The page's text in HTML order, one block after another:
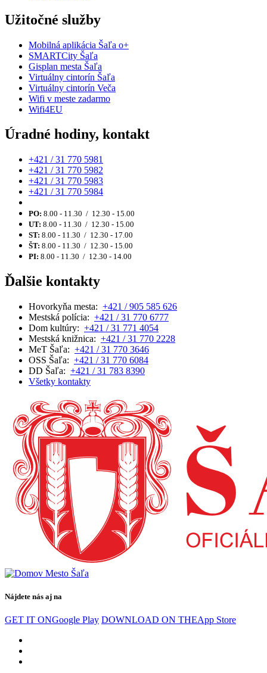
Užitočné služby
Mobilná aplikácia Šaľa o+
SMARTCity Šaľa
Gisplan mesta Šaľa
Virtuálny cintorín Šaľa
Virtuálny cintorín Veča
Wifi v meste zadarmo
Wifi4EU
Úradné hodiny, kontakt
+421 / 31 770 5981
+421 / 31 770 5982
+421 / 31 770 5983
+421 / 31 770 5984
PO: 8.00 - 11.30 / 12.30 - 15.00
UT: 8.00 - 11.30 / 12.30 - 15.00
ST: 8.00 - 11.30 / 12.30 - 17.00
ŠT: 8.00 - 11.30 / 12.30 - 15.00
PI: 8.00 - 11.30 / 12.30 - 14.00
Ďalšie kontakty
Hovorkyňa mesta: +421 / 905 585 626
Mestská polícia: +421 / 31 770 6777
Dom kultúry: +421 / 31 771 4054
Mestská knižnica: +421 / 31 770 2228
MeT Šaľa: +421 / 31 770 3646
OSS Šaľa: +421 / 31 770 6084
DD Šaľa: +421 / 31 783 8390
Všetky kontakty
Nájdete nás aj na
GET IT ONGoogle Play DOWNLOAD ON THEApp Store